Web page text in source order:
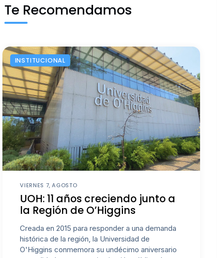
Te Recomendamos
INSTITUCIONAL
VIERNES 7, AGOSTO
UOH: 11 años creciendo junto a
la Región de O’Higgins
Creada en 2015 para responder a una demanda
histórica de la región, la Universidad de
O'Higgins conmemora su undécimo aniversario